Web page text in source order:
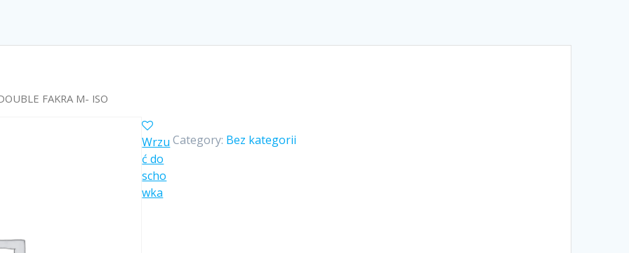
FAKRA M- ISO
Category: Bez kategorii
Wrzu
ć do
scho
wka